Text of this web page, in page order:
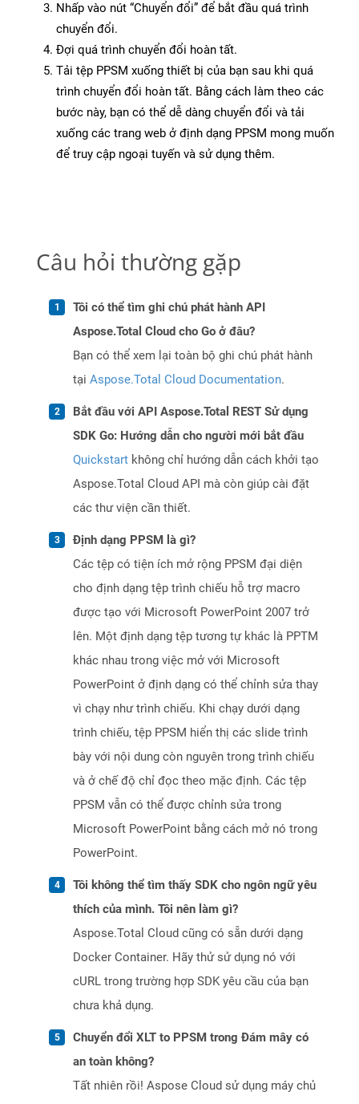
Nhấp vào nút “Chuyển đổi” để bắt đầu quá trình
chuyển đổi.
Đợi quá trình chuyển đổi hoàn tất.
Tải tệp PPSM xuống thiết bị của bạn sau khi quá
trình chuyển đổi hoàn tất. Bằng cách làm theo các
bước này, bạn có thể dễ dàng chuyển đổi và tải
xuống các trang web ở định dạng PPSM mong muốn
để truy cập ngoại tuyến và sử dụng thêm.
Câu hỏi thường gặp
Tôi có thể tìm ghi chú phát hành API
Aspose.Total Cloud cho Go ở đâu?
Bạn có thể xem lại toàn bộ ghi chú phát hành
tại Aspose.Total Cloud Documentation.
Bắt đầu với API Aspose.Total REST Sử dụng
SDK Go: Hướng dẫn cho người mới bắt đầu
Quickstart không chỉ hướng dẫn cách khởi tạo
Aspose.Total Cloud API mà còn giúp cài đặt
các thư viện cần thiết.
Định dạng PPSM là gì?
Các tệp có tiện ích mở rộng PPSM đại diện
cho định dạng tệp trình chiếu hỗ trợ macro
được tạo với Microsoft PowerPoint 2007 trở
lên. Một định dạng tệp tương tự khác là PPTM
khác nhau trong việc mở với Microsoft
PowerPoint ở định dạng có thể chỉnh sửa thay
vì chạy như trình chiếu. Khi chạy dưới dạng
trình chiếu, tệp PPSM hiển thị các slide trình
bày với nội dung còn nguyên trong trình chiếu
và ở chế độ chỉ đọc theo mặc định. Các tệp
PPSM vẫn có thể được chỉnh sửa trong
Microsoft PowerPoint bằng cách mở nó trong
PowerPoint.
Tôi không thể tìm thấy SDK cho ngôn ngữ yêu
thích của mình. Tôi nên làm gì?
Aspose.Total Cloud cũng có sẵn dưới dạng
Docker Container. Hãy thử sử dụng nó với
cURL trong trường hợp SDK yêu cầu của bạn
chưa khả dụng.
Chuyển đổi XLT to PPSM trong Đám mây có
an toàn không?
Tất nhiên rồi! Aspose Cloud sử dụng máy chủ